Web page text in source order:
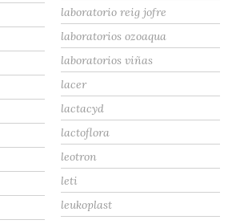
laboratorio reig jofre
laboratorios ozoaqua
laboratorios viñas
lacer
lactacyd
lactoflora
leotron
leti
leukoplast